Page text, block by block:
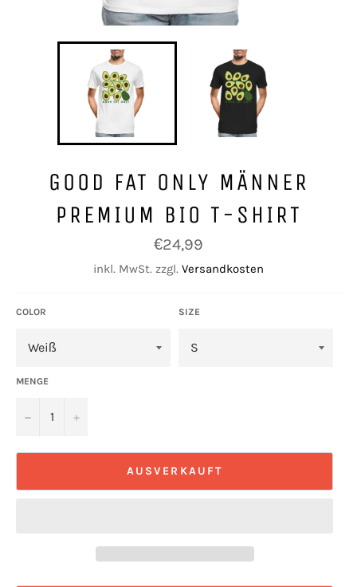
GOOD FAT ONLY MÄNNER
PREMIUM BIO T-SHIRT
Normaler
Preis
€24,99
inkl. MwSt. zzgl. Versandkosten
COLOR SIZE
MENGE
− +
AUSVERKAUFT